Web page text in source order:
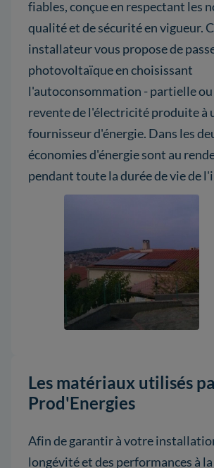
fiables, conçue en respectant les
qualité et de sécurité en vigueur.
installateur vous propose de
photovoltaïque en choisissant
l'autoconsommation - partielle
revente de l'électricité produite à
fournisseur d'énergie. Dans les
économies d'énergie sont au
pendant toute la durée de vie de
Les matériaux utilisés
Prod'Energies
Afin de garantir à votre
longévité et des performances à